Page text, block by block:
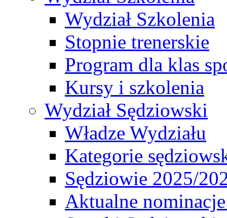
Wydział Szkolenia
Stopnie trenerskie
Program dla klas
Kursy i szkolenia
Wydział Sędziowski
Władze Wydziału
Kategorie
Sędziowie 2025/
Aktualne